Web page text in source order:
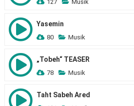
127 Musik
Yasemin
80 Musik
„Tobeh“ TEASER
78 Musik
Taht Sabeh Ared